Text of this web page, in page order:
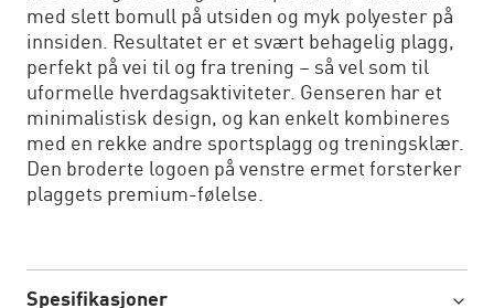
med slett bomull på utsiden og myk polyester på
innsiden. Resultatet er et svært behagelig plagg,
perfekt på vei til og fra trening – så vel som til
uformelle hverdagsaktiviteter. Genseren har et
minimalistisk design, og kan enkelt kombineres
med en rekke andre sportsplagg og treningsklær.
Den broderte logoen på venstre ermet forsterker
plaggets premium-følelse.
Spesifikasjoner